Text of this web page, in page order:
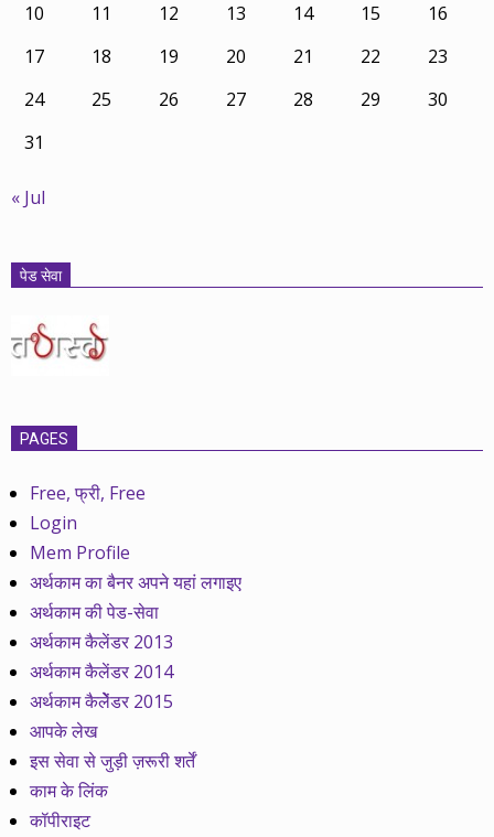
10
11 12 13 14 15
16
17
18 19 20 21 22
23
24
25 26 27 28 29
30
31
« Jul
पेड सेवा
PAGES
Free, फ्री, Free
Login
Mem Profile
अर्थकाम का बैनर अपने यहां लगाइए
अर्थकाम की पेड-सेवा
अर्थकाम कैलेंडर 2013
अर्थकाम कैलेंडर 2014
अर्थकाम कैलेेंडर 2015
आपके लेख
इस सेवा से जुड़ी ज़रूरी शर्तें
काम के लिंक
कॉपीराइट